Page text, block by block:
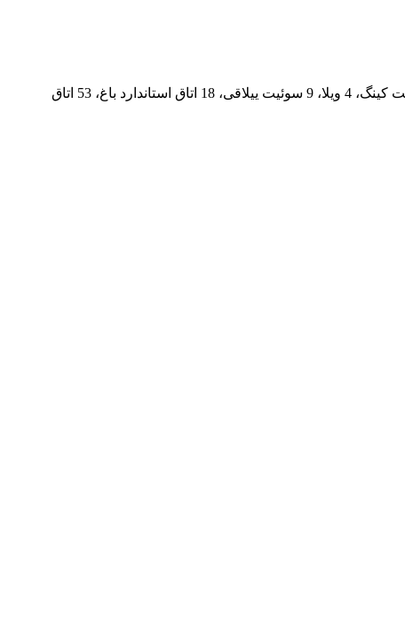
این هتل که در فاصله پانزده دقیقه ای فاماگوستا و 40 دقیقه ای فرودگاه ارجان، با ساحل شنی به طول 1.5 کیلومترقرار دارد، دارای 1 سوئیت کینگ، 4 ویلا، 9 سوئیت ییلاقی، 18 اتاق استاندارد باغ، 53 اتاق